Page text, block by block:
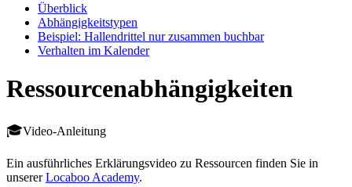
Überblick
Abhängigkeitstypen
Beispiel: Hallendrittel nur zusammen buchbar
Verhalten im Kalender
Ressourcenabhängigkeiten
Video-Anleitung
Ein ausführliches Erklärungsvideo zu Ressourcen finden Sie in
unsererLocaboo Academy.